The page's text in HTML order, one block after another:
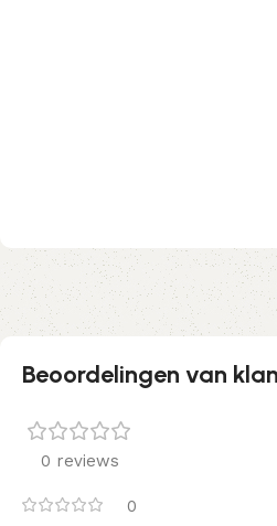
Beoordelingen van
0 reviews
0